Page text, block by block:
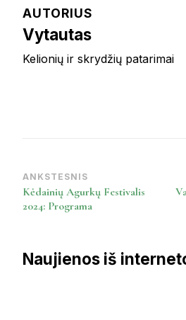
AUTORIUS
Vytautas
Kelionių ir skrydžių patarimai
Post
Navigation
ANKSTESNIS
Kėdainių Agurkų Festivalis
2024: Programa
Naujienos iš